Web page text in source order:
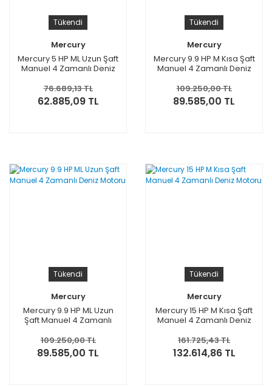
Tükendi
Mercury
Mercury 5 HP ML Uzun Şaft
Manuel 4 Zamanlı Deniz
76.689,13 TL
62.885,09 TL
Tükendi
Mercury
Mercury 9.9 HP M Kısa Şaft
Manuel 4 Zamanlı Deniz
109.250,00 TL
89.585,00 TL
Tükendi
Mercury
Mercury 9.9 HP ML Uzun
Şaft Manuel 4 Zamanlı
109.250,00 TL
89.585,00 TL
Tükendi
Mercury
Mercury 15 HP M Kısa Şaft
Manuel 4 Zamanlı Deniz
161.725,43 TL
132.614,86 TL